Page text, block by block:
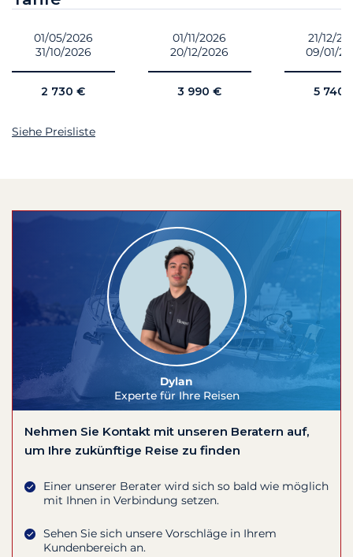
01/05/2026
31/10/2026
2 730 €
01/11/2026
20/12/2026
3 990 €
21/12/
09/01/
5 740
Siehe Preisliste
Dylan
Experte für Ihre Reisen
Nehmen Sie Kontakt mit unseren Beratern auf,
um Ihre zukünftige Reise zu finden
Einer unserer Berater wird sich so bald wie möglich
mit Ihnen in Verbindung setzen.
Sehen Sie sich unsere Vorschläge in Ihrem
Kundenbereich an.